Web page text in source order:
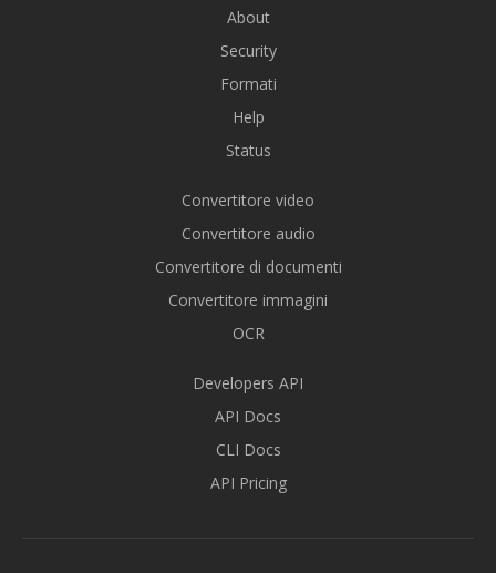
About
Security
Formati
Help
Status
Convertitore video
Convertitore audio
Convertitore di documenti
Convertitore immagini
OCR
Developers API
API Docs
CLI Docs
API Pricing